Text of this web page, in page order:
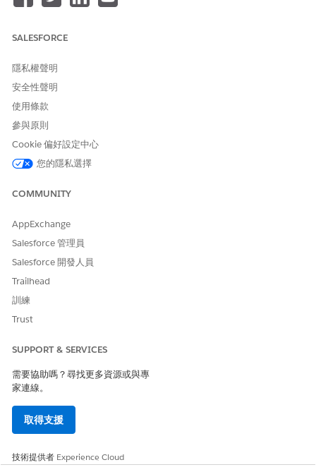
進入「設定」，在「快速尋找」方塊中，輸入
「流程」。
按一下「另存新版本」
如果您計畫複製流程,請確定您未變更 API 名稱。
根據您的業務需求自訂流程。
儲存變更並啟用流程。
此文章是否解決您的問題？
SALESFORCE
隱私權聲明
安全性聲明
使用條款
參與原則
Cookie 偏好設定中心
您的隱私選擇
COMMUNITY
AppExchange
Salesforce 管理員
Salesforce 開發人員
Trailhead
訓練
Trust
SUPPORT & SERVICES
需要協助嗎？尋找更多資源或與專
家連線。
取得支援
技術提供者 Experience Cloud